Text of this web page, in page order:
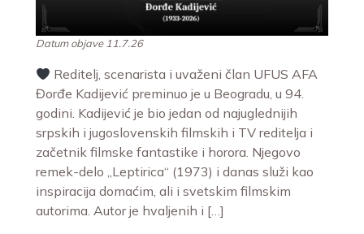
Datum objave 11.7.26
Reditelj, scenarista i uvaženi član UFUS AFA
Đorđe Kadijević preminuo je u Beogradu, u 94.
godini. Kadijević je bio jedan od najuglednijih
srpskih i jugoslovenskih filmskih i TV reditelja i
začetnik filmske fantastike i horora. Njegovo
remek-delo „Leptirica“ (1973) i danas služi kao
inspiracija domaćim, ali i svetskim filmskim
autorima. Autor je hvaljenih i […]